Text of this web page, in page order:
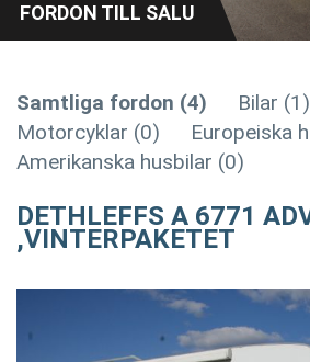
FORDON TILL SALU
Samtliga fordon (4)
Bilar (1)
Motorcyklar (0)
Europeiska
Amerikanska husbilar (0)
DETHLEFFS A 6771
,VINTERPAKETET